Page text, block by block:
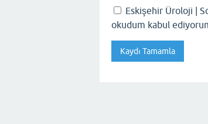
Eskişehir Üroloji |
okudum kabul